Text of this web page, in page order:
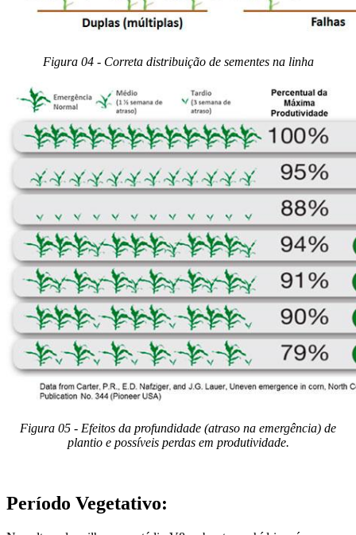
Figura 04 - Correta distribuição de sementes na linha
Figura 05 - Efeitos da profundidade (atraso na emergência) de
plantio e possíveis perdas em produtividade.
Período Vegetativo: